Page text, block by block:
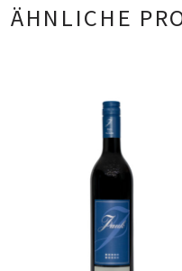
ÄHNLICHE